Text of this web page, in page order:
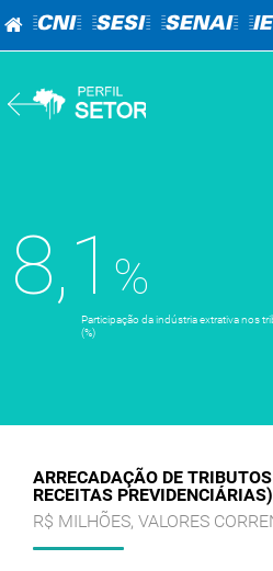
=CNI= =SESI= =SENAI=
8,1
Participação da indústria extrativa nos
(%)
ARRECADAÇÃO DE
RECEITAS PREVIDENCIÁRIAS)
R$ MILHÕES, VALORES